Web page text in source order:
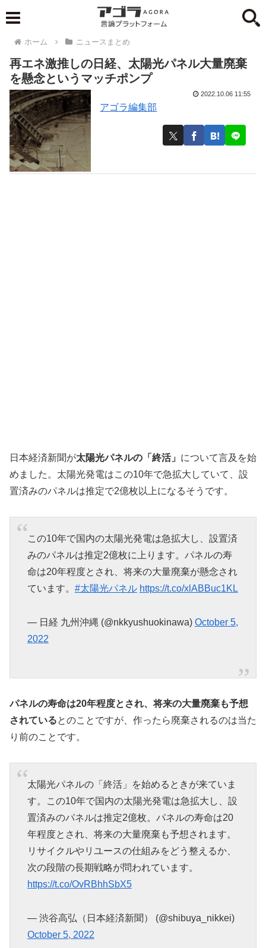
ホーム ニュースまとめ
再エネ激推しの日経、太陽光パネル大量廃棄
を懸念というマッチポンプ
アゴラ編集部
2022.10.06 11:55
日本経済新聞が太陽光パネルの「終活」 について言及を始
めました。太陽光発電はこの10年で急拡大していて、設
置済みのパネルは推定で2億枚以上になるそうです。
この10年で国内の太陽光発電は急拡大し、設置済
みのパネルは推定2億枚に上ります。パネルの寿
命は20年程度とされ、将来の大量廃棄が懸念され
ています。 #太陽光パネル https://t.co/xlABBuc1KL
— 日経 九州沖縄 (@nkkyushuokinawa) October 5,
2022
パネルの寿命は20年程度とされ、将来の大量廃棄も予想
されているとのことですが、作ったら廃棄されるのは当た
り前のことです。
太陽光パネルの「終活」を始めるときが来ていま
す。この10年で国内の太陽光発電は急拡大し、設
置済みのパネルは推定2億枚。パネルの寿命は20
年程度とされ、将来の大量廃棄も予想されます。
リサイクルやリユースの仕組みをどう整えるか、
次の段階の長期戦略が問われています。
https://t.co/OvRBhhSbX5
— 渋谷高弘（日本経済新聞） (@shibuya_nikkei)
October 5, 2022